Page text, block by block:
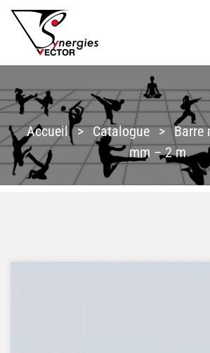
Aller au contenu
SYNERGIES VECTOR
Accueil > Catalogue > Barre
mm – 2 m